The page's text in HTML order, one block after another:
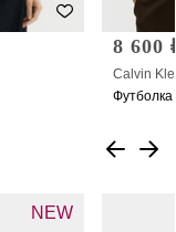
8 600
Calvin
Футболка
NEW